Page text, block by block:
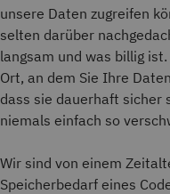
unsere Daten zugreifen
selten darüber
langsam und was billig
Ort, an dem Sie Ihre
dass sie dauerhaft sicher
niemals einfach so
Wir sind von einem
Speicherbedarf eines